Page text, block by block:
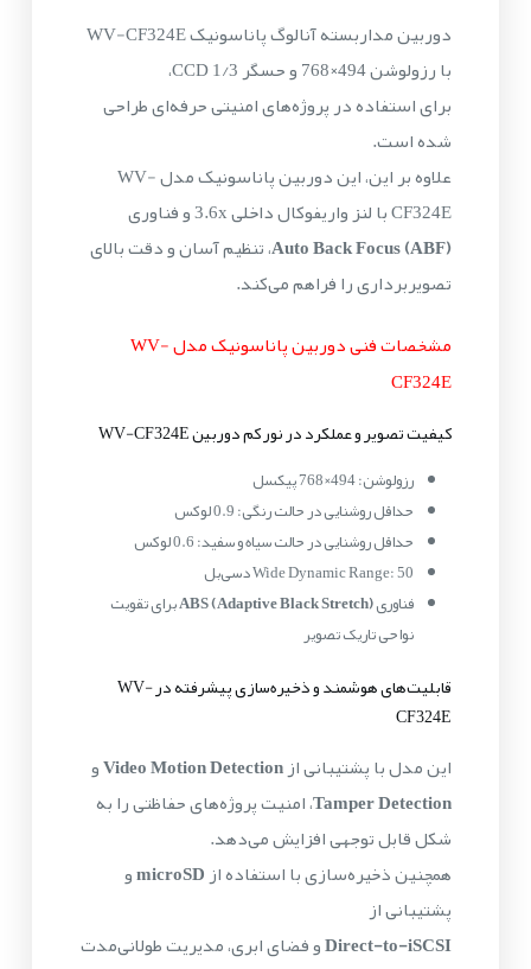
دوربین مداربسته آنالوگ پاناسونیک WV-CF324E
با رزولوشن 494×768 و حسگر CCD 1/3،
برای استفاده در پروژه‌های امنیتی حرفه‌ای طراحی
شده است.
علاوه بر این، این دوربین پاناسونیک مدل WV-
CF324E با لنز واریفوکال داخلی 3.6x و فناوری
Auto Back Focus (ABF)، تنظیم آسان و دقت بالای
تصویربرداری را فراهم می‌کند.
مشخصات فنی دوربین پاناسونیک مدل WV-
CF324E
کیفیت تصویر و عملکرد در نور کم دوربین WV-CF324E
رزولوشن: 494×768 پیکسل
حداقل روشنایی در حالت رنگی: 0.9 لوکس
حداقل روشنایی در حالت سیاه و سفید: 0.6 لوکس
Wide Dynamic Range: 50 دسی‌بل
فناوریABS (Adaptive Black Stretch)برای تقویت
نواحی تاریک تصویر
قابلیت‌های هوشمند و ذخیره‌سازی پیشرفته در WV-
CF324E
این مدل با پشتیبانی ازVideo Motion Detectionو
Tamper Detection، امنیت پروژه‌های حفاظتی را به
شکل قابل توجهی افزایش می‌دهد.
همچنین ذخیره‌سازی با استفاده ازmicroSDو
پشتیبانی از
Direct-to-iSCSIو فضای ابری، مدیریت طولانی‌مدت